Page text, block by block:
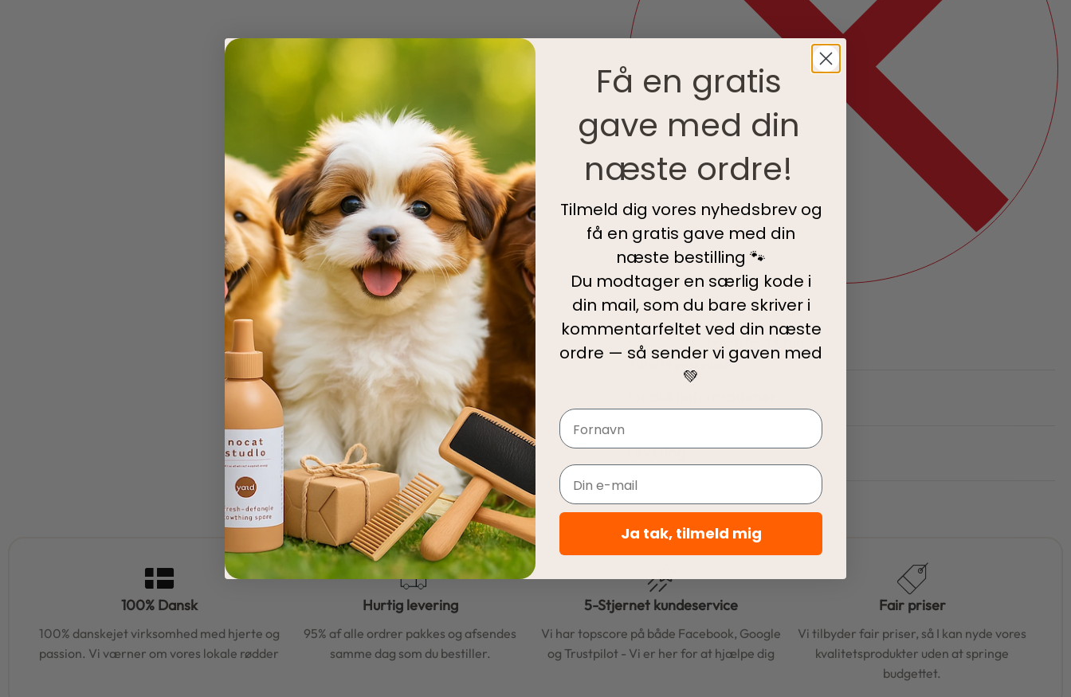
IKKE PÅ LAGER
Kategorier:
Tilføj til ønskeliste
Levering
100% Dansk
100% danskejet virksomhed med hjerte og
passion. Vi værner om vores lokale rødder
Hurtig levering
95% af alle ordrer pakkes og afsendes
samme dag som du bestiller.
5-Stjernet kundeservice
Vi har topscore på både Facebook, Google
og Trustpilot - Vi er her for at hjælpe dig
Fair priser
Vi tilbyder fair priser, så I kan nyde vores
kvalitetsprodukter uden at springe
budgettet.
Få en gratis
gave med din
næste ordre!
Tilmeld dig vores nyhedsbrev og
få en gratis gave med din
næste bestilling 🐾
Du modtager en særlig kode i
din mail, som du bare skriver i
kommentarfeltet ved din næste
ordre — så sender vi gaven med
💚
Navn
Email
Ja tak, tilmeld mig